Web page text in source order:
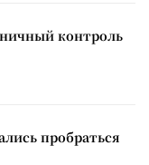
контроль
пробраться